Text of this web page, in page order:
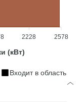
2228 2578
(кВт)
Входит в область